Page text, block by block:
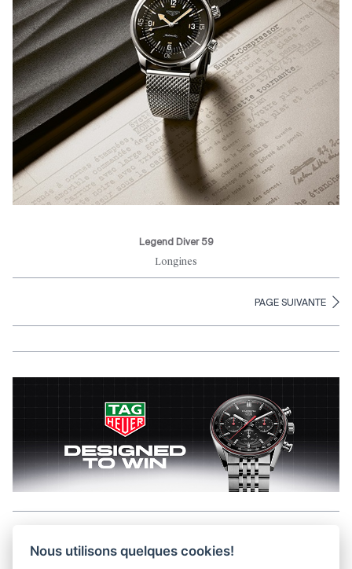
Legend Diver 59
Longines
PAGE SUIVANTE
Nous utilisons quelques cookies!